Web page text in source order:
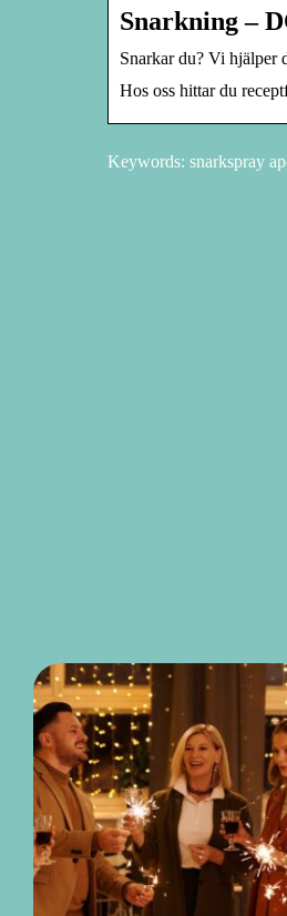
Snarkning –
Snarkar du? Vi hjälper
Hos oss hittar du
Keywords: snarkspray